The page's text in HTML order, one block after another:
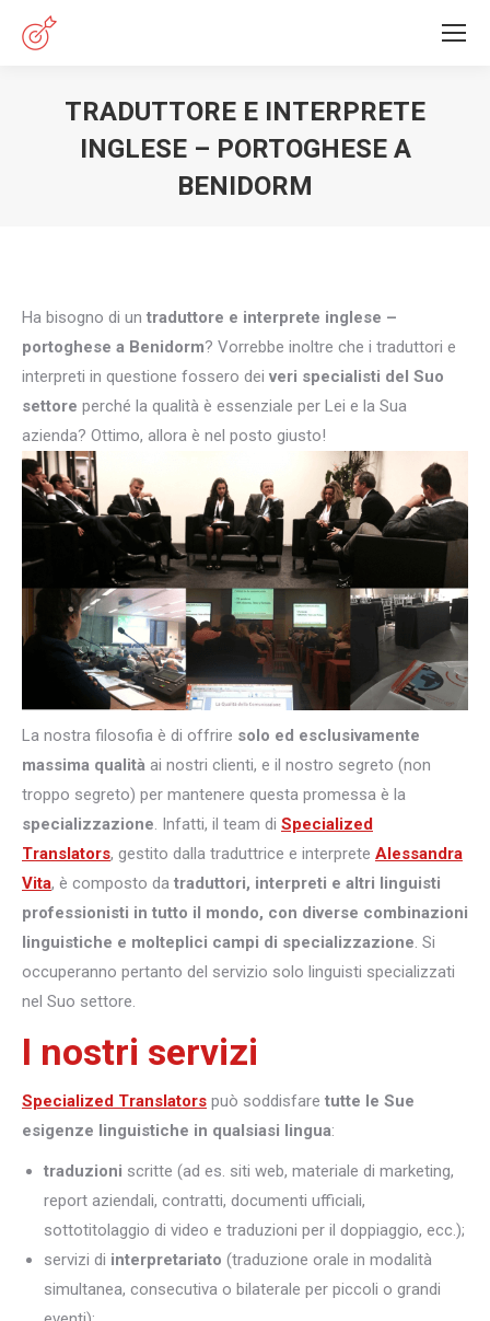
TRADUTTORE E INTERPRETE
INGLESE – PORTOGHESE A
BENIDORM
Ha bisogno di un traduttore e interprete inglese –
portoghese a Benidorm? Vorrebbe inoltre che i traduttori e
interpreti in questione fossero dei veri specialisti del Suo
settore perché la qualità è essenziale per Lei e la Sua
azienda? Ottimo, allora è nel posto giusto!
La nostra filosofia è di offrire solo ed esclusivamente
massima qualità ai nostri clienti, e il nostro segreto (non
troppo segreto) per mantenere questa promessa è la
specializzazione. Infatti, il team di Specialized
Translators, gestito dalla traduttrice e interprete Alessandra
Vita, è composto da traduttori, interpreti e altri linguisti
professionisti in tutto il mondo, con diverse combinazioni
linguistiche e molteplici campi di specializzazione. Si
occuperanno pertanto del servizio solo linguisti specializzati
nel Suo settore.
I nostri servizi
Specialized Translators può soddisfare tutte le Sue
esigenze linguistiche in qualsiasi lingua:
traduzioni scritte (ad es. siti web, materiale di marketing,
report aziendali, contratti, documenti ufficiali,
sottotitolaggio di video e traduzioni per il doppiaggio, ecc.);
servizi di interpretariato (traduzione orale in modalità
simultanea, consecutiva o bilaterale per piccoli o grandi